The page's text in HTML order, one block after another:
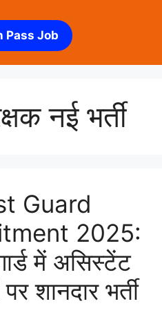
Pass Job
नई भर्ती
Guard
2025:
में असिस्टेंट
शानदार भर्ती